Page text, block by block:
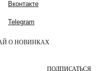
О НОВИНКАХ
ПОДПИСАТЬСЯ
Вконтакте
Telegram